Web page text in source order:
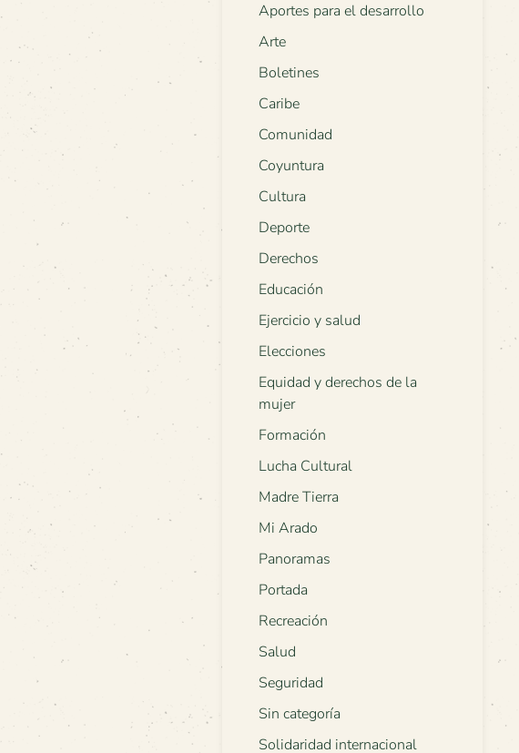
Aportes para el desarrollo
Arte
Boletines
Caribe
Comunidad
Coyuntura
Cultura
Deporte
Derechos
Educación
Ejercicio y salud
Elecciones
Equidad y derechos de la
mujer
Formación
Lucha Cultural
Madre Tierra
Mi Arado
Panoramas
Portada
Recreación
Salud
Seguridad
Sin categoría
Solidaridad internacional